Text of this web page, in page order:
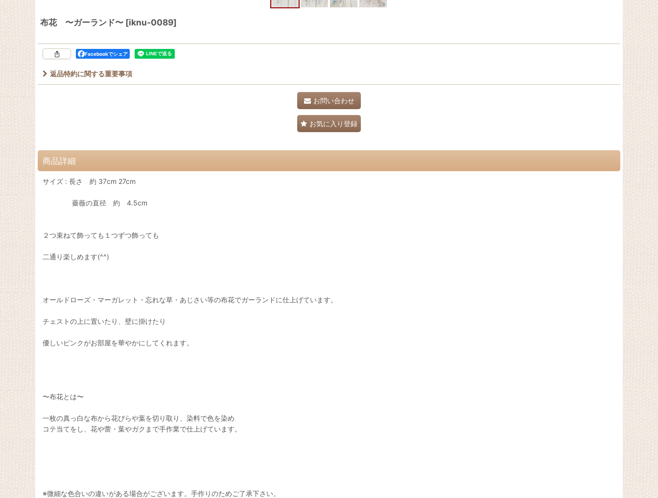
布花 〜ガーランド〜 [iknu-0089]
Facebookでシェア
返品特約に関する重要事項
お問い合わせ
お気に入り登録
商品詳細
サイズ : 長さ 約 37cm 27cm
薔薇の直径 約 4.5cm
２つ束ねて飾っても１つずつ飾っても
二通り楽しめます(^^)
オールドローズ・マーガレット・忘れな草・あじさい等の布花でガーランドに仕上げています。
チェストの上に置いたり、壁に掛けたり
優しいピンクがお部屋を華やかにしてくれます。
〜布花とは〜
一枚の真っ白な布から花びらや葉を切り取り、染料で色を染め
コテ当てをし、花や蕾・葉やガクまで手作業で仕上げています。
※微細な色合いの違いがある場合がございます。手作りのためご了承下さい。